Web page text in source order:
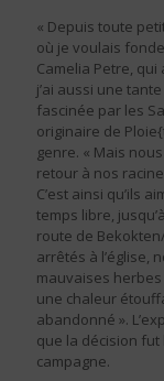
« Depuis toute
où je voulais
Camelia Petre, qui
j’ai aussi une
fascinée par les
originaire de
genre. « Mais
retour à nos
C’est ainsi qu’ils
temps libre,
route de
arrêtés à l’église,
mauvaises
une chaleur
abandonné ».
que la décision fut
campagne.